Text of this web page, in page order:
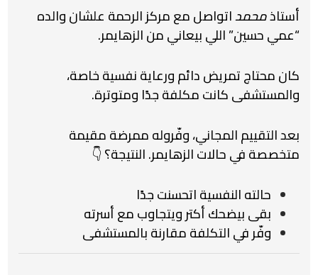
أستاذمحمداتواصل مع مركز الرحمة علشان والده
“عمي حسين” اللي بيعاني من الزهايمر.
كان محتاج تمريض دائم ورعاية نفسية خاصة،
والمستشفى كانت مكلفة جدًا ومتوترة.
بعد التقييم المجاني، وفّروله ممرضة مقيمة
متخصصة في حالات الزهايمر. النتيجة؟ 👇
حالته النفسية اتحسنت جدًا
بقى بيضحك أكتر ويتجاوب مع أسرته
وفّر في التكلفة مقارنة بالمستشفى